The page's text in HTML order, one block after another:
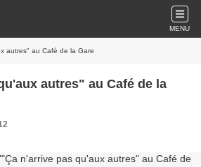
MENU
autres" au Café de la Gare
autres" au Café de la